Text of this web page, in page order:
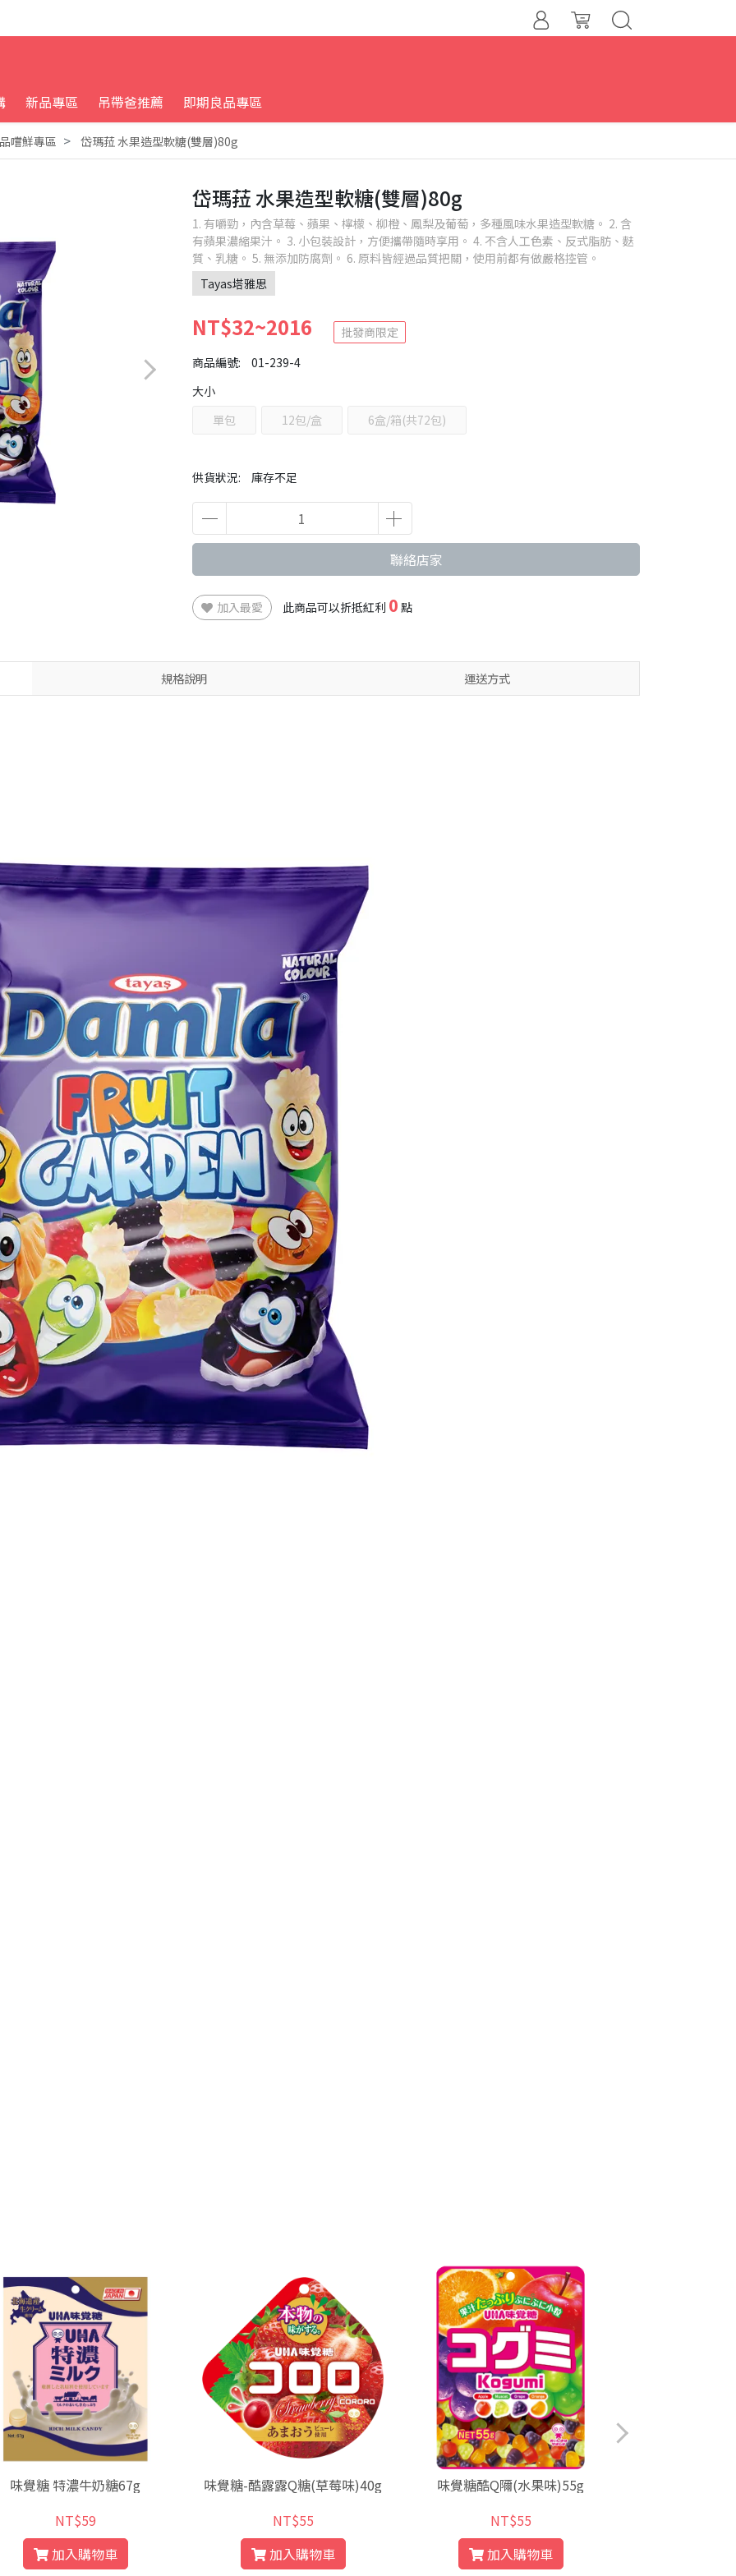
新品專區 吊帶爸推薦 即期良品專區
嚐鮮專區 岱瑪菈 水果造型軟糖(雙層)80g
岱瑪菈 水果造型軟糖(雙層)80g
1. 有嚼勁，內含草莓、蘋果、檸檬、柳橙、鳳梨及葡萄，多種風味水果造型軟糖。 2. 含
有蘋果濃縮果汁。 3. 小包裝設計，方便攜帶隨時享用。 4. 不含人工色素、反式脂肪、麩
質、乳糖。 5. 無添加防腐劑。 6. 原料皆經過品質把關，使用前都有做嚴格控管。
Tayas塔雅思
NT$32~2016
批發商限定
商品編號:
01-239-4
供貨狀況: 庫存不足
大小
單包
12包/盒 6盒/箱(共72包)
聯絡店家
加入最愛 此商品可以折抵紅利 0 點
規格說明 運送方式
味覺糖 特濃牛奶糖67g
NT$59
加入購物車
味覺糖-酷露露Q糖(草莓味)40g
NT$55
加入購物車
味覺糖酷Q隬(水果味)55g
NT$55
加入購物車